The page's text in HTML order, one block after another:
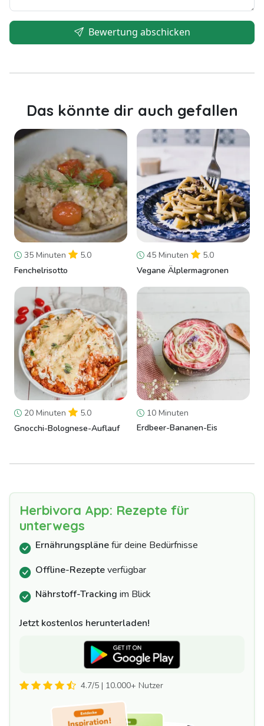
Bewertung abschicken
Das könnte dir auch gefallen
35 Minuten
5.0
Fenchelrisotto
45 Minuten
5.0
Vegane Älplermagronen
20 Minuten
5.0
Gnocchi-Bolognese-Auflauf
10 Minuten
Erdbeer-Bananen-Eis
Herbivora App: Rezepte für
unterwegs
Ernährungsplänefür deine Bedürfnisse
Offline-Rezepteverfügbar
Nährstoff-Tracking im Blick
Jetzt kostenlos herunterladen!
4.7/5 | 10.000+ Nutzer